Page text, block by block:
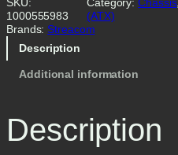
T
X
O
E
C
H
1000555983
(ATX)
Brands: Streacom
Description
Additional information
Description